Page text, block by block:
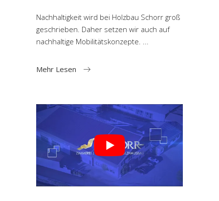
Nachhaltigkeit wird bei Holzbau Schorr groß
geschrieben. Daher setzen wir auch auf
nachhaltige Mobilitätskonzepte.
Mehr Lesen